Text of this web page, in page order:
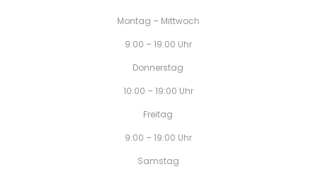
Montag – Mittwoch
9:00 – 19:00 Uhr
Donnerstag
10:00 – 19:00 Uhr
Freitag
9:00 – 19:00 Uhr
Samstag